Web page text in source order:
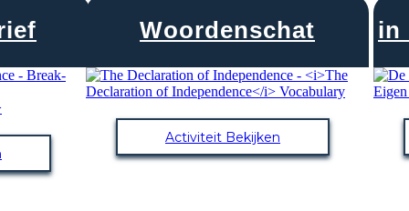
Woordenschat
Activiteit Bekijken
in